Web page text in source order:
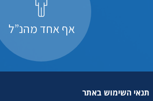
אף אחד מהנ”ל
תנאי השימוש באתר